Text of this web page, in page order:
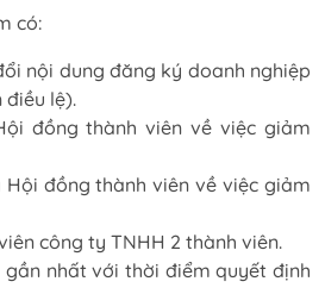
có:
nội dung đăng ký doanh nghiệp
lệ).
đồng thành viên về việc giảm
Hội đồng thành viên về việc giảm
công ty TNHH 2 thành viên.
gần nhất với thời điểm quyết định